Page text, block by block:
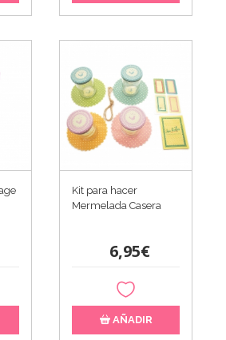
Kit para hacer
Mermelada Casera
6,95€
AÑADIR